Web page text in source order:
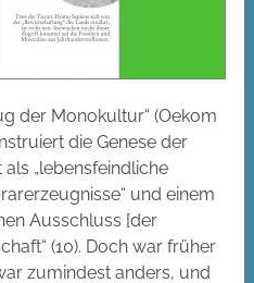
der Monokultur“ (Oekom
die Genese der
„lebensfeindliche
und einem
Ausschluss [der
(10). Doch war früher
zumindest anders, und